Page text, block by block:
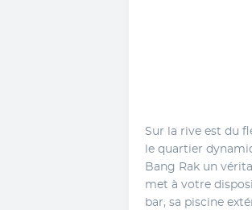
Sur la rive est du
le quartier
Bang Rak un
met à votre
bar, sa piscine